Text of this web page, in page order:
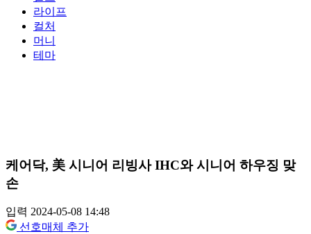
라이프
컬처
머니
테마
케어닥, 美 시니어 리빙사 IHC와 시니어 하우징 맞
손
입력 2024-05-08 14:48
선호매체 추가